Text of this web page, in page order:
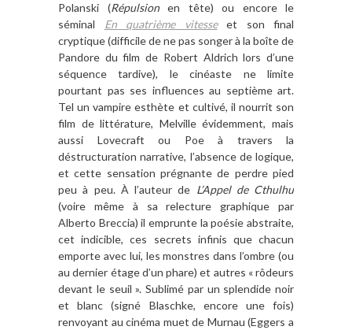
Polanski (Répulsionen tête) ou encore le
séminal En quatrième vitesseet son final
cryptique (difficile de ne pas songer à la boîte de
Pandore du film de Robert Aldrich lors d’une
séquence tardive), le cinéaste ne limite
pourtant pas ses influences au septième art.
Tel un vampire esthète et cultivé, il nourrit son
film de littérature, Melville évidemment, mais
aussi Lovecraft ou Poe à travers la
déstructuration narrative, l’absence de logique,
et cette sensation prégnante de perdre pied
peu à peu. À l’auteur de L’Appel de Cthulhu
(voire même à sa relecture graphique par
Alberto Breccia) il emprunte la poésie abstraite,
cet indicible, ces secrets infinis que chacun
emporte avec lui, les monstres dans l’ombre (ou
au dernier étage d’un phare) et autres « rôdeurs
devant le seuil ». Sublimé par un splendide noir
et blanc (signé Blaschke, encore une fois)
renvoyant au cinéma muet de Murnau (Eggers a